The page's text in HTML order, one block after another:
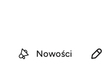
Nowości